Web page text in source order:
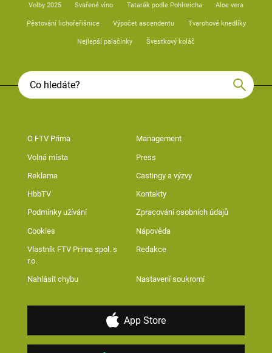
Volby 2025 Svařené víno Tatarák podle Pohlreicha Aloe vera
Pěstování lichořeřišnice Výpočet ascendentu Tvarohové knedlíky
Nejlepší palačinky Švestkový koláč
O FTV Prima Management
Volná místa Press
Reklama Castingy a výzvy
HbbTV Kontakty
Podmínky užívání Zpracování osobních údajů
Cookies Nápověda
Vlastník FTV Prima spol. s
r.o.
Redakce
Nahlásit chybu Nastavení soukromí
App Store